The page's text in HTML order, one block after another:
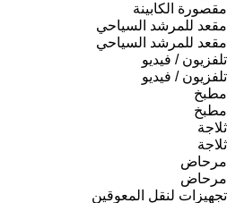
مقصورة الكابينة
مقعد للمرشد السياحي
مقعد للمرشد السياحي
تلفزيون / فيديو
تلفزيون / فيديو
مطبخ
مطبخ
ثلاجة
ثلاجة
مرحاض
مرحاض
تجهيزات لنقل المعوقين